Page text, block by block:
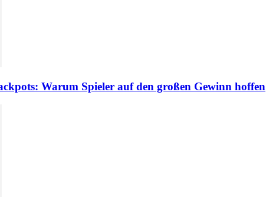
Warum Spieler auf den großen Gewinn hoffen